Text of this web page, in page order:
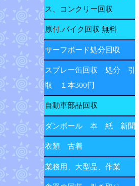
ス、コンクリー回収
原付.バイク回収 無料
サーフボード処分回収
スプレー缶回収 処分 引
取 １本300円
自動車部品回収
ダンボール 本 紙 新聞
衣類 古着
業務用、大型品、作業